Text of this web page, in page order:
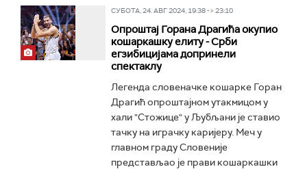
СУБОТА, 24. АВГ 2024, 19:38 -> 23:10
Опроштај Горана Драгића окупио
кошаркашку елиту - Срби
егзибицијама допринели
спектаклу
Легенда словеначке кошарке Горан
Драгић опроштајном утакмицом у
хали "Стожице" у Љубљани је ставио
тачку на играчку каријеру. Меч у
главном граду Словеније
представљао је прави кошаркашки